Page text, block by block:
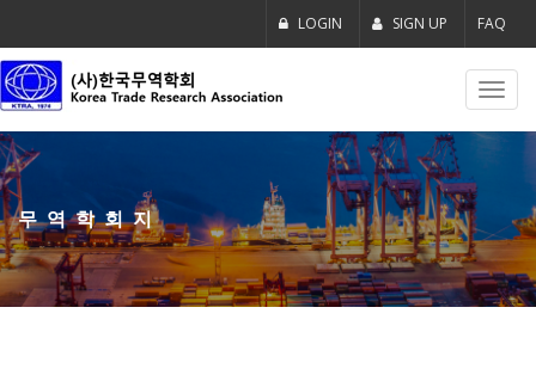
LOGIN SIGN UP FAQ
무역학회지